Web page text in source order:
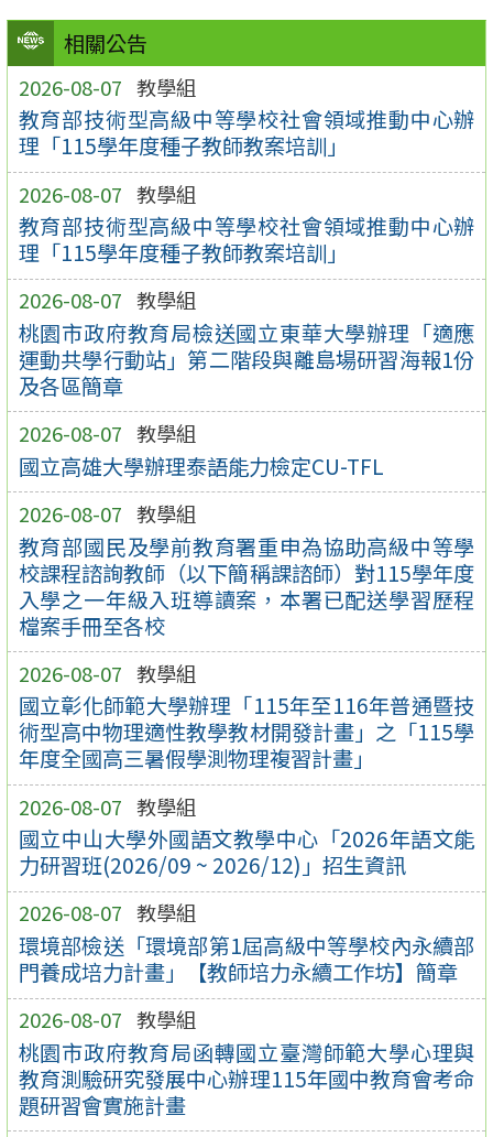
相關公告
2026-08-07 教學組
教育部技術型高級中等學校社會領域推動中心辦
理「115學年度種子教師教案培訓」
2026-08-07 教學組
教育部技術型高級中等學校社會領域推動中心辦
理「115學年度種子教師教案培訓」
2026-08-07 教學組
桃園市政府教育局檢送國立東華大學辦理「適應
運動共學行動站」第二階段與離島場研習海報1份
及各區簡章
2026-08-07 教學組
國立高雄大學辦理泰語能力檢定CU-TFL
2026-08-07 教學組
教育部國民及學前教育署重申為協助高級中等學
校課程諮詢教師（以下簡稱課諮師）對115學年度
入學之一年級入班導讀案，本署已配送學習歷程
檔案手冊至各校
2026-08-07 教學組
國立彰化師範大學辦理「115年至116年普通暨技
術型高中物理適性教學教材開發計畫」之「115學
年度全國高三暑假學測物理複習計畫」
2026-08-07 教學組
國立中山大學外國語文教學中心「2026年語文能
力研習班(2026/09 ~ 2026/12)」招生資訊
2026-08-07 教學組
環境部檢送「環境部第1屆高級中等學校內永續部
門養成培力計畫」【教師培力永續工作坊】簡章
2026-08-07 教學組
桃園市政府教育局函轉國立臺灣師範大學心理與
教育測驗研究發展中心辦理115年國中教育會考命
題研習會實施計畫